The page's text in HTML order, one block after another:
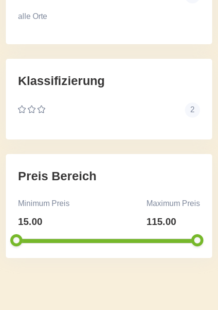
alle Orte
Klassifizierung
2
Preis Bereich
Minimum Preis
15.00
Maximum Preis
115.00